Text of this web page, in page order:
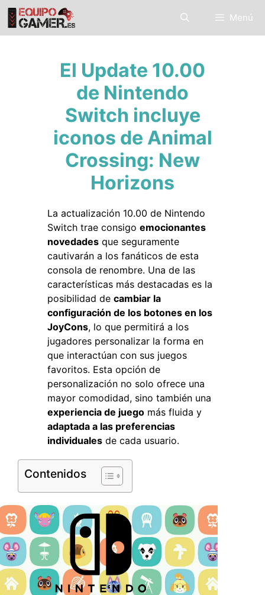
Saltar
contenido
Menú
El Update 10.00
de Nintendo
Switch incluye
iconos de Animal
Crossing: New
Horizons
La actualización 10.00 de Nintendo
Switch trae consigo emocionantes
novedades que seguramente
cautivarán a los fanáticos de esta
consola de renombre. Una de las
características más destacadas es la
posibilidad de cambiar la
configuración de los botones en los
JoyCons, lo que permitirá a los
jugadores personalizar la forma en
que interactúan con sus juegos
favoritos. Esta opción de
personalización no solo ofrece una
mayor comodidad, sino también una
experiencia de juego más fluida y
adaptada a las preferencias
individuales de cada usuario.
Contenidos